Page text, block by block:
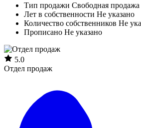
Тип продажи Свободная продажа
Лет в собственности Не указано
Количество собственников Не
Прописано Не указано
5.0
Отдел продаж